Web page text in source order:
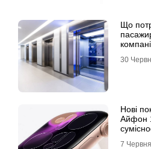
Що
30
Нові
Айфон
7